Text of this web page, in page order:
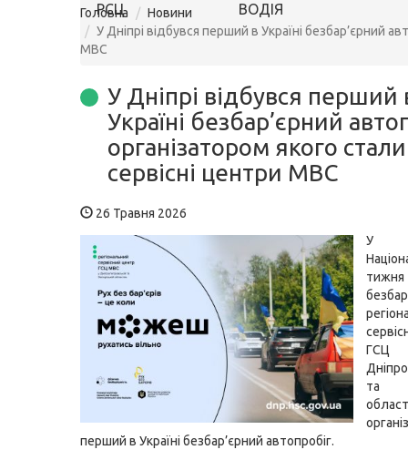
РСЦ ВОДІЯ
Головна
Новини
У Дніпрі відбувся перший в Україні безбар’єрний
МВС
У Дніпрі відбувся перший
Україні безбар’єрний
організатором якого стали
сервісні центри МВС
26 Травня 2026
У
тижня
та
перший в Україні безбар’єрний автопробіг.